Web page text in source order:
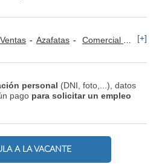
Azafatas Comercial Sector Seguros [+]
personal (DNI, foto,...), datos
pago para solicitar un empleo
A LA VACANTE